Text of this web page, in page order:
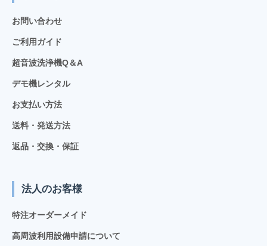
お問い合わせ
ご利用ガイド
超音波洗浄機Q＆A
デモ機レンタル
お支払い方法
送料・発送方法
返品・交換・保証
法人のお客様
特注オーダーメイド
高周波利用設備申請について